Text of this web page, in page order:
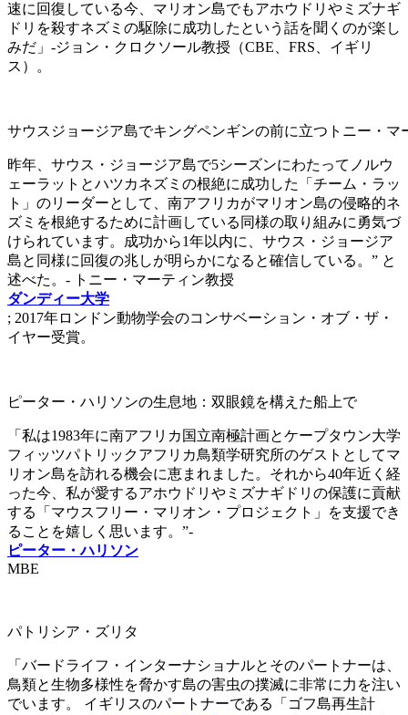
速に回復している今、マリオン島でもアホウドリやミズナギ
ドリを殺すネズミの駆除に成功したという話を聞くのが楽し
みだ」-ジョン・クロクソール教授（CBE、FRS、イギリ
ス）。
サウスジョージア島でキングペンギンの前に立つトニー・マ
昨年、サウス・ジョージア島で5シーズンにわたってノルウ
ェーラットとハツカネズミの根絶に成功した「チーム・ラッ
ト」のリーダーとして、南アフリカがマリオン島の侵略的ネ
ズミを根絶するために計画している同様の取り組みに勇気づ
けられています。成功から1年以内に、サウス・ジョージア
島と同様に回復の兆しが明らかになると確信している。” と
述べた。- トニー・マーティン教授
ダンディー大学
; 2017年ロンドン動物学会のコンサベーション・オブ・ザ・
イヤー受賞。
ピーター・ハリソンの生息地：双眼鏡を構えた船上で
「私は1983年に南アフリカ国立南極計画とケープタウン大学
フィッツパトリックアフリカ鳥類学研究所のゲストとしてマ
リオン島を訪れる機会に恵まれました。それから40年近く経
った今、私が愛するアホウドリやミズナギドリの保護に貢献
する「マウスフリー・マリオン・プロジェクト」を支援でき
ることを嬉しく思います。”-
ピーター・ハリソン
MBE
パトリシア・ズリタ
「バードライフ・インターナショナルとそのパートナーは、
鳥類と生物多様性を脅かす島の害虫の撲滅に非常に力を注い
でいます。 イギリスのパートナーである「ゴフ島再生計